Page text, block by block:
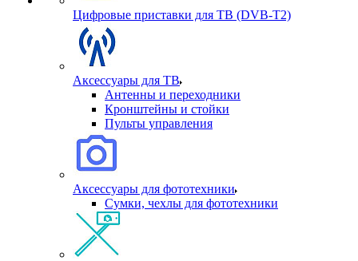
Цифровые приставки для ТВ (DVB-T2)
Аксессуары для ТВ
Антенны и переходники
Кронштейны и стойки
Пульты управления
Аксессуары для фототехники
Сумки, чехлы для фототехники